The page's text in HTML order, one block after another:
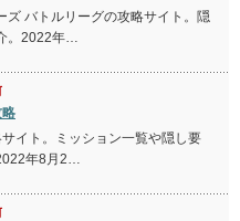
ズ バトルリーグの攻略サイト。隠
。2022年…
イト。ミッション一覧や隠し要
年8月2…